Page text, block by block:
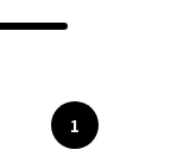
ページ
1
へ